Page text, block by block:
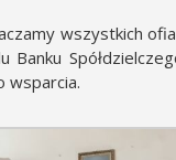
wszystkich
Banku
wsparcia.